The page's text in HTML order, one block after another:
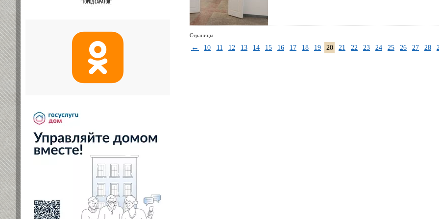
Страницы:
← 10 11 12 13 14 15 16 17 18 19 20 21 22 23 24 25 26 27 28